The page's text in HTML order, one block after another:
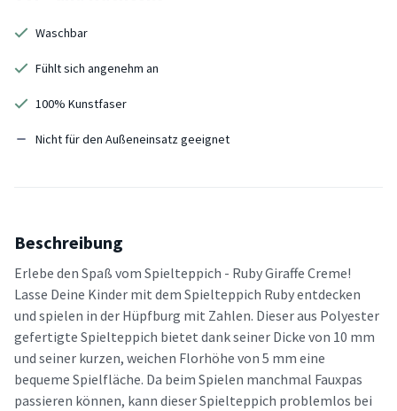
Waschbar
Fühlt sich angenehm an
100% Kunstfaser
Nicht für den Außeneinsatz geeignet
Beschreibung
Erlebe den Spaß vom Spielteppich - Ruby Giraffe Creme!
Lasse Deine Kinder mit dem Spielteppich Ruby entdecken
und spielen in der Hüpfburg mit Zahlen. Dieser aus Polyester
gefertigte Spielteppich bietet dank seiner Dicke von 10 mm
und seiner kurzen, weichen Florhöhe von 5 mm eine
bequeme Spielfläche. Da beim Spielen manchmal Fauxpas
passieren können, kann dieser Spielteppich problemlos bei